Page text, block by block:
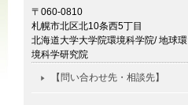
〒060-0810
札幌市北区北10条西5丁目
北海道大学大学院環境科学院/ 地球環
境科学研究院
【問い合わせ先・相談先】